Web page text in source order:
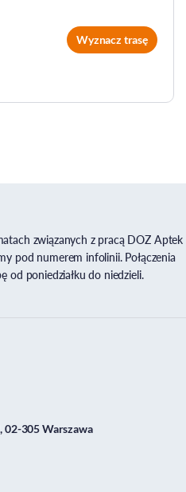
Wyznacz trasę
związanych z pracą DOZ Aptek
pod numerem infolinii. Połączenia
od poniedziałku do niedzieli.
02-305 Warszawa